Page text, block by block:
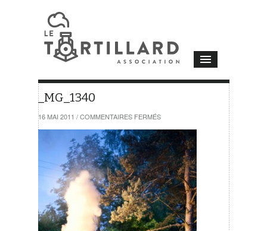
_MG_1340
16 MAI 2011 / COMMENTAIRES FERMÉSSUR